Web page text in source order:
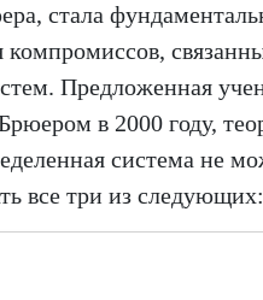
стала
Предложенная
в 2000 году,
система не
все три из следующих: